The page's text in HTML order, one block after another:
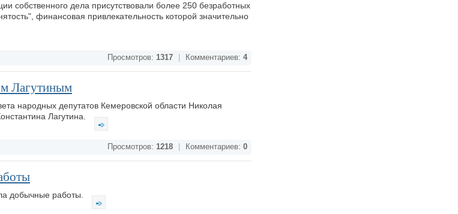
собственного дела присутствовали более 250 безработных
финансовая привлекательность которой значительно
Просмотров: 1317 Комментариев: 4
Лагутиным
народных депутатов Кемеровской области Николая
Лагутина.
Просмотров: 1218 Комментариев: 0
добычные работы.